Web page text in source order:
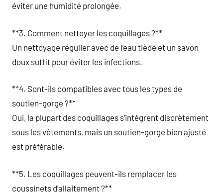
éviter une humidité prolongée.
**3. Comment nettoyer les coquillages ?**
Un nettoyage régulier avec de l’eau tiède et un savon
doux suffit pour éviter les infections.
**4. Sont-ils compatibles avec tous les types de
soutien-gorge ?**
Oui, la plupart des coquillages s’intègrent discrètement
sous les vêtements, mais un soutien-gorge bien ajusté
est préférable.
**5. Les coquillages peuvent-ils remplacer les
coussinets d’allaitement ?**